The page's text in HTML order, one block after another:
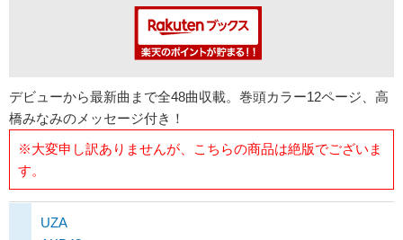
デビューから最新曲まで全48曲収載。巻頭カラー12ページ、高
橋みなみのメッセージ付き！
※大変申し訳ありませんが、こちらの商品は絶版でございま
す。
UZA